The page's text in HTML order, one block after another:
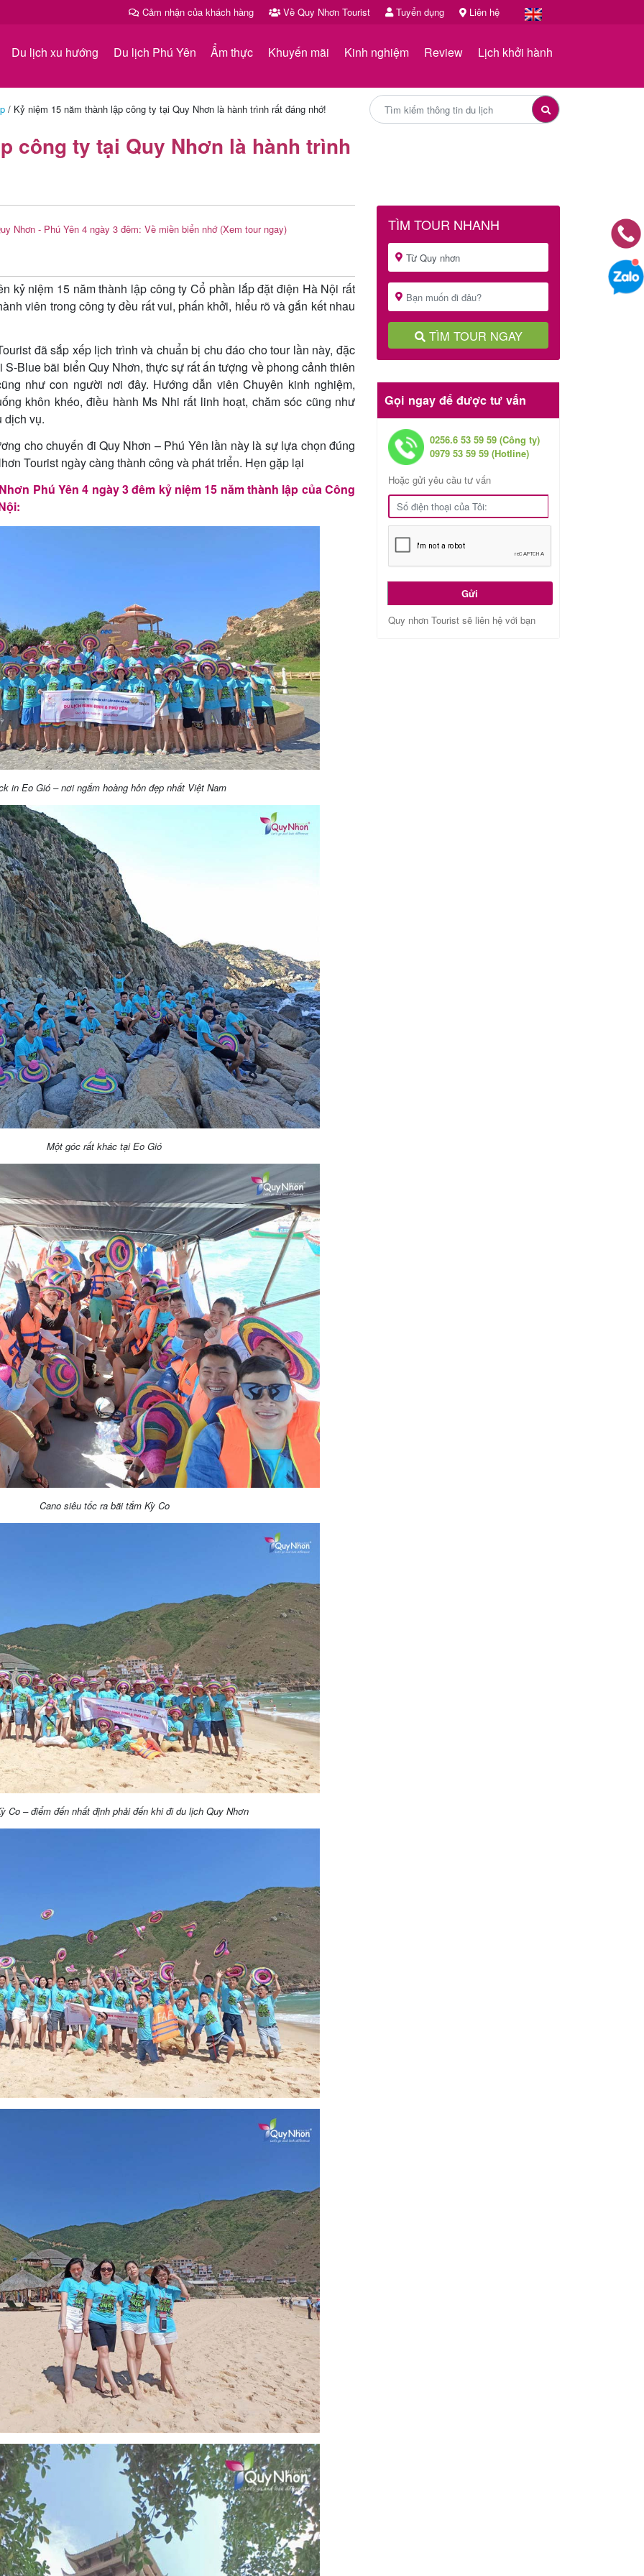
Cảm nhận của khách hàng Về Quy Nhơn Tourist Tuyển dụng Liên hệ
Du lịch xu hướng Du lịch Phú Yên Ẩm thực Khuyến mãi Kinh nghiệm Review Lịch khởi hành
/ Kỷ niệm 15 năm thành lập công ty tại Quy Nhơn là hành trình rất đáng nhớ!
công ty tại Quy Nhơn là hành trình
Nhơn - Phú Yên 4 ngày 3 đêm: Về miền biển nhớ(Xem tour ngay)
kỷ niệm 15 năm thành lập công ty Cổ phần lắp đặt điện Hà Nội rất
viên trong công ty đều rất vui, phấn khởi, hiểu rõ và gắn kết nhau
đã sắp xếp lịch trình và chuẩn bị chu đáo cho tour lần này, đặc
Blue bãi biển Quy Nhơn, thực sự rất ấn tượng về phong cảnh thiên
như con người nơi đây. Hướng dẫn viên Chuyên kinh nghiệm,
khôn khéo, điều hành Ms Nhi rất linh hoạt, chăm sóc cũng như
dịch vụ.
cho chuyến đi Quy Nhơn – Phú Yên lần này là sự lựa chọn đúng
Tourist ngày càng thành công và phát triển. Hẹn gặp lại
Phú Yên 4 ngày 3 đêm kỷ niệm 15 năm thành lập của Công
in Eo Gió – nơi ngắm hoàng hôn đẹp nhất Việt Nam
Một góc rất khác tại Eo Gió
Cano siêu tốc ra bãi tắm Kỳ Co
Co – điểm đến nhất định phải đến khi đi du lịch Quy Nhơn
TÌM TOUR NHANH
TÌM TOUR NGAY
Gọi ngay để được tư vấn
0256.6 53 59 59 (Công ty)
0979 53 59 59 (Hotline)
Hoặc gửi yêu cầu tư vấn
Gửi
Quy nhơn Tourist sẽ liên hệ với bạn